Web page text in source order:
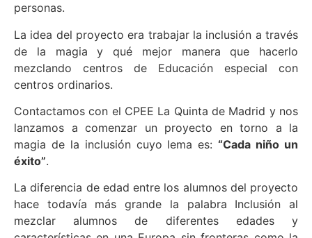
personas.
La idea del proyecto era trabajar la inclusión a través
de la magia y qué mejor manera que hacerlo
mezclando centros de Educación especial con
centros ordinarios.
Contactamos con el CPEE La Quinta de Madrid y nos
lanzamos a comenzar un proyecto en torno a la
magia de la inclusión cuyo lema es:“Cada niño un
éxito”.
La diferencia de edad entre los alumnos del proyecto
hace todavía más grande la palabra Inclusión al
mezclar alumnos de diferentes edades y